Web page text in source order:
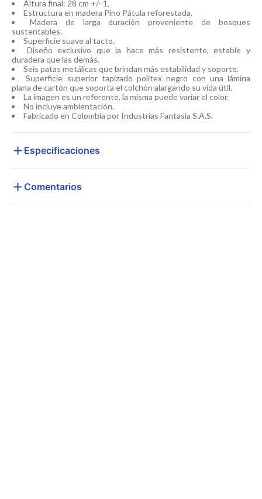
Altura final: 28 cm +/- 1.
Estructura en madera Pino Pátula reforestada.
Madera de larga duración proveniente de bosques
sustentables.
Superficie suave al tacto.
Diseño exclusivo que la hace más resistente, estable y
duradera que las demás.
Seis patas metálicas que brindan más estabilidad y soporte.
Superficie superior tapizado politex negro con una lámina
plana de cartón que soporta el colchón alargando su vida útil.
La imagen es un referente, la misma puede variar el color.
No incluye ambientación.
Fabricado en Colombia por Industrias Fantasía S.A.S.
Especificaciones
Comentarios